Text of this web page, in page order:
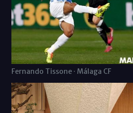
Fernando Tissone · Málaga CF